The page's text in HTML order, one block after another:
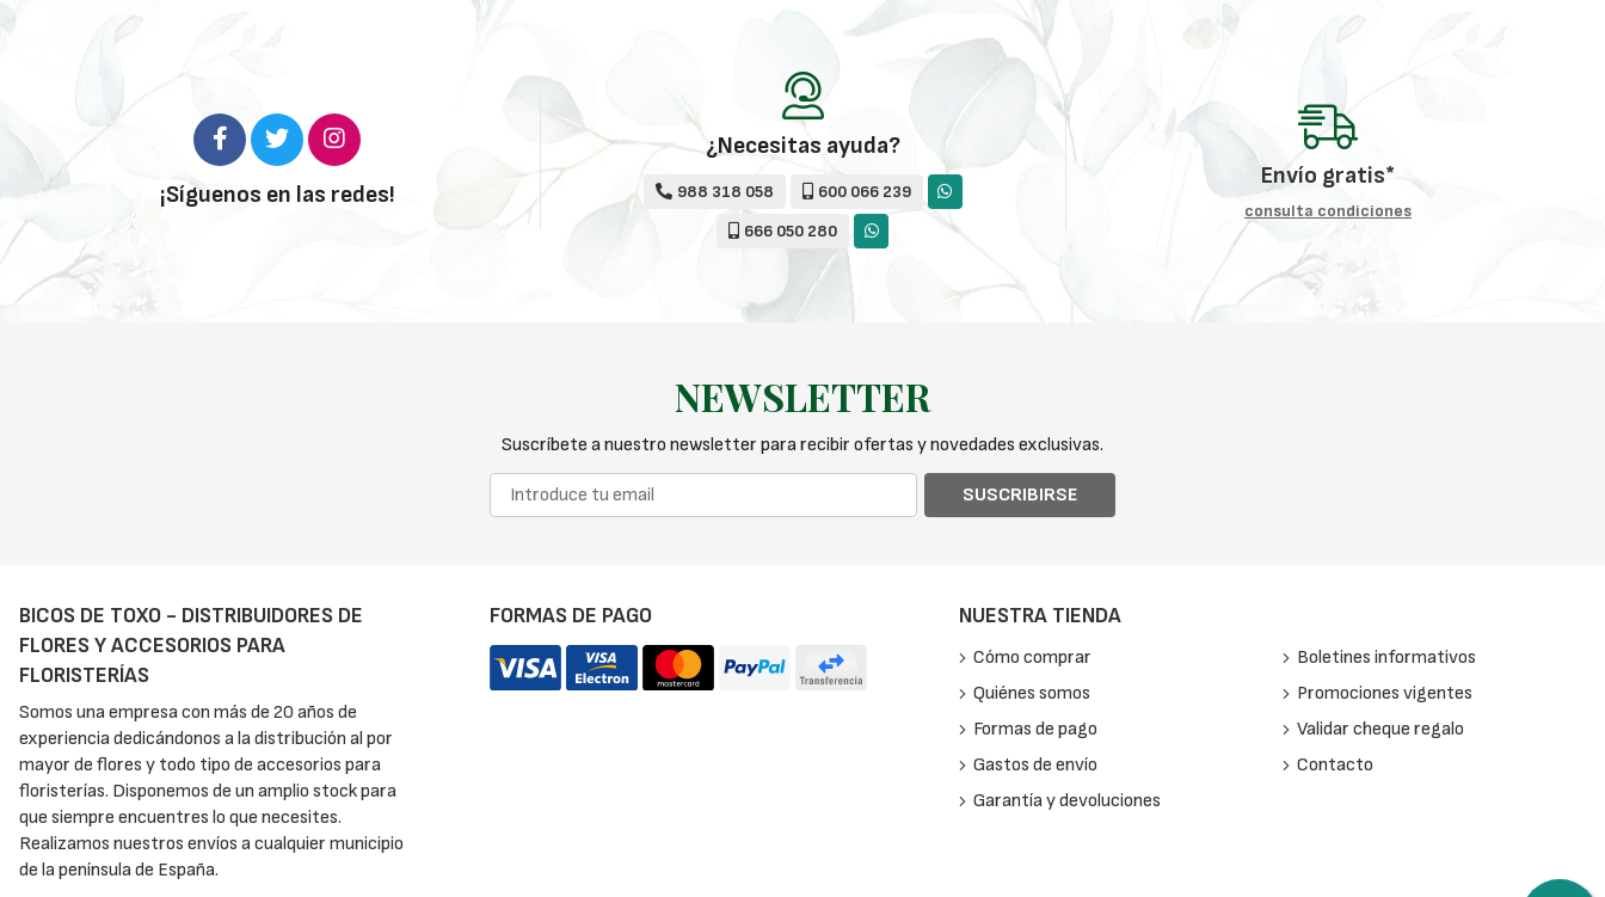
¡Síguenos en las redes!
¿Necesitas ayuda?
988 318 058
600 066 239
666 050 280
Envío gratis*
consulta condiciones
NEWSLETTER
Suscríbete a nuestro newsletter para recibir ofertas y novedades exclusivas.
SUSCRIBIRSE
BICOS DE TOXO - DISTRIBUIDORES DE
FLORES Y ACCESORIOS PARA
FLORISTERÍAS
Somos una empresa con más de 20 años de
experiencia dedicándonos a la distribución al por
mayor de flores y todo tipo de accesorios para
floristerías. Disponemos de un amplio stock para
que siempre encuentres lo que necesites.
Realizamos nuestros envíos a cualquier municipio
de la península de España.
FORMAS DE PAGO NUESTRA TIENDA
Cómo comprar
Quiénes somos
Formas de pago
Gastos de envío
Garantía y devoluciones
Boletines informativos
Promociones vigentes
Validar cheque regalo
Contacto